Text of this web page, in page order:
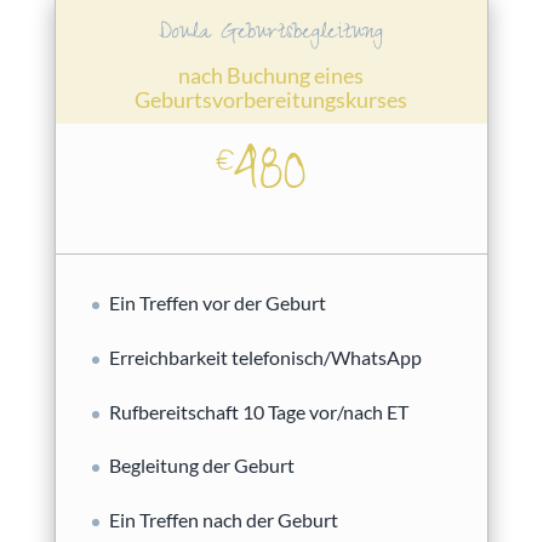
Doula Geburtsbegleitung
nach Buchung eines
Geburtsvorbereitungskurses
€480
Ein Treffen vor der Geburt
Erreichbarkeit telefonisch/WhatsApp
Rufbereitschaft 10 Tage vor/nach ET
Begleitung der Geburt
Ein Treffen nach der Geburt